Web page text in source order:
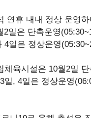
연휴 내내 정상 운영
2일은 단축운영
4일은 정상운영
체육시설은 10월2일 단
일, 4일은 정상운영